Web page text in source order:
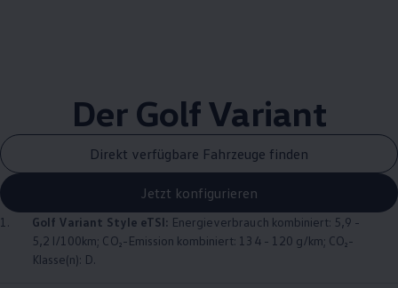
Der GolfVariant
Direkt verfügbare Fahrzeuge finden
Jetzt konfigurieren
1. Golf Variant Style eTSI: Energieverbrauch kombiniert: 5,9 -
5,2 l/100km; CO₂-Emission kombiniert: 134 - 120 g/km; CO₂-
Klasse(n): D.